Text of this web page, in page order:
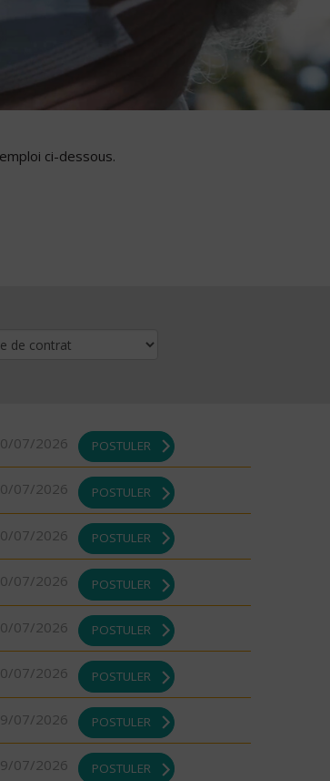
ci-dessous.
07/2026 POSTULER
07/2026 POSTULER
07/2026 POSTULER
07/2026 POSTULER
07/2026 POSTULER
07/2026 POSTULER
07/2026 POSTULER
07/2026 POSTULER